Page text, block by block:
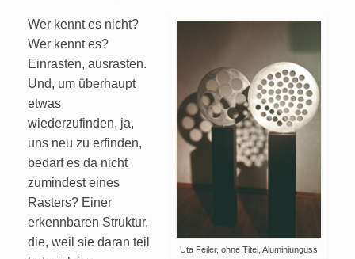
Uta Feiler, ohne Titel, Aluminiunguss
Wer kennt es nicht?
Wer kennt es?
Einrasten, ausrasten.
Und, um überhaupt
etwas
wiederzufinden, ja,
uns neu zu erfinden,
bedarf es da nicht
zumindest eines
Rasters? Einer
erkennbaren Struktur,
die, weil sie daran teil